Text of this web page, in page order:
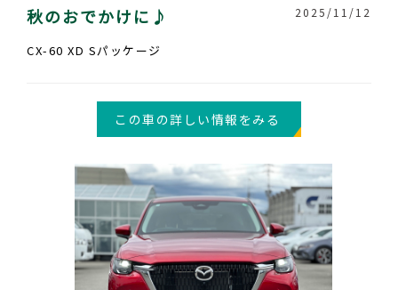
秋のおでかけに♪ 2025/11/12
CX-60 XD Sパッケージ
この車の詳しい情報をみる